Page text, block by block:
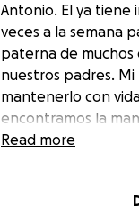
Antonio. El ya tiene
veces a la semana
paterna de muchos
nuestros padres.
mantenerlo con
encontramos la
de manera gratuita.
Read more